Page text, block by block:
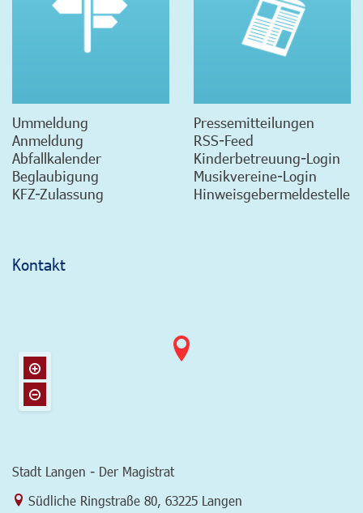
Ummeldung
Anmeldung
Abfallkalender
Beglaubigung
KFZ-Zulassung
Pressemitteilungen
RSS-Feed
Kinderbetreuung-Login
Musikvereine-Login
Hinweisgebermeldestelle
Kontakt
Stadt Langen - Der Magistrat
Link zur Google-Maps Navigation
Südliche Ringstraße 80, 63225 Langen